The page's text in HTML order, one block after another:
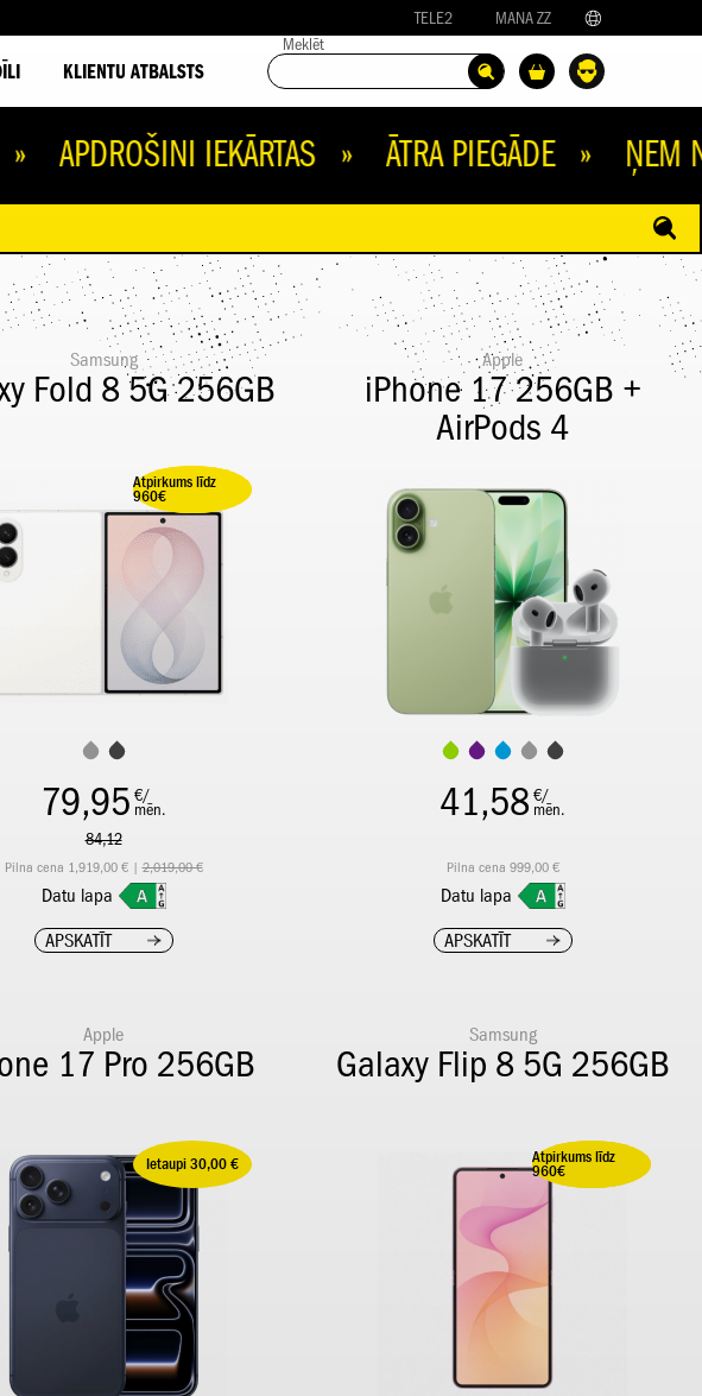
TELE2 MANA ZZ
KLIENTU ATBALSTS
Meklēt
IEKĀRTAS » ĀTRA PIEGĀDE » ŅEM
Samsung
Fold 8 5G 256GB
Ietaupi 100,00 €
Atpirkums līdz
960€
79,95 €/
mēn.
84,12
Pilna cena 1,919,00 € |2,019,00 €
Datu lapa
APSKATĪT
Apple
iPhone 17 256GB +
AirPods 4
41,58 €/
mēn.
Pilna cena 999,00 €
Datu lapa
APSKATĪT
Apple
17 Pro 256GB
Ietaupi 30,00 €
Samsung
Galaxy Flip 8 5G 256GB
Ietaupi 100,00 €
Atpirkums līdz
960€